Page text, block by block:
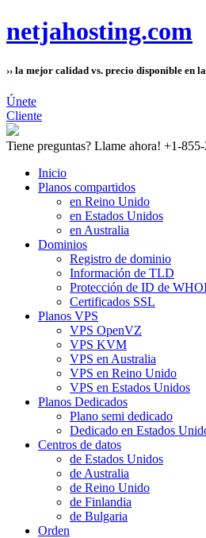
netjahosting.com
›› la mejor calidad vs. precio disponible en la
Únete
Cliente
Tiene preguntas? Llame ahora! +1-
Inicio
Planos compartidos
en Reino Unido
en Estados Unidos
en Australia
Dominios
Registro de dominio
Información de TLD
Protección de ID de
Certificados SSL
Planos VPS
VPS OpenVZ
VPS KVM
VPS en Australia
VPS en Reino Unido
VPS en Estados Unidos
Planos Dedicados
Plano semi dedicado
Dedicado en Estados
Centros de datos
de Estados Unidos
de Australia
de Reino Unido
de Finlandia
de Bulgaria
Orden